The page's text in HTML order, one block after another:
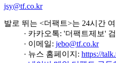
jsy@tf.co.kr
발로 뛰는 <더팩트>는 24시간
· 카카오톡: '더팩트제보'
· 이메일: jebo@tf.co.kr
· 뉴스 홈페이지: https://